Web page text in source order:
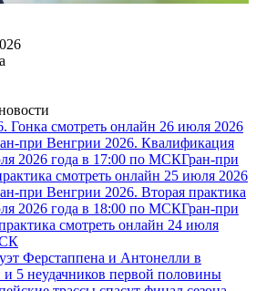
Гонка смотреть онлайн 26 июля 2026
при Венгрии 2026. Квалификация
2026 года в 17:00 по МСКГран-при
смотреть онлайн 25 июля 2026
при Венгрии 2026. Вторая практика
2026 года в 18:00 по МСКГран-при
смотреть онлайн 24 июля
Ферстаппена и Антонелли в
и 5 неудачников первой половины